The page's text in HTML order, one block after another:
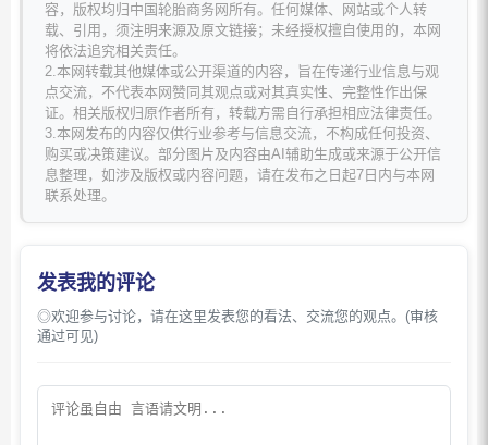
容，版权均归中国轮胎商务网所有。任何媒体、网站或个人转
载、引用，须注明来源及原文链接；未经授权擅自使用的，本网
将依法追究相关责任。
2.本网转载其他媒体或公开渠道的内容，旨在传递行业信息与观
点交流，不代表本网赞同其观点或对其真实性、完整性作出保
证。相关版权归原作者所有，转载方需自行承担相应法律责任。
3.本网发布的内容仅供行业参考与信息交流，不构成任何投资、
购买或决策建议。部分图片及内容由AI辅助生成或来源于公开信
息整理，如涉及版权或内容问题，请在发布之日起7日内与本网
联系处理。
发表我的评论
◎欢迎参与讨论，请在这里发表您的看法、交流您的观点。(审核
通过可见)